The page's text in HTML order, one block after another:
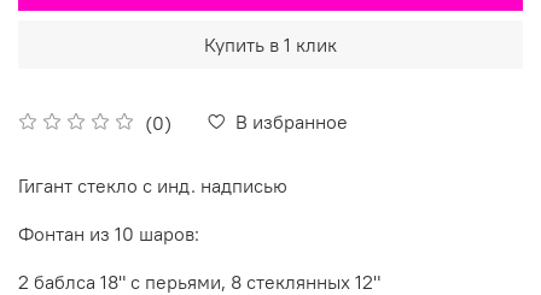
(0) В избранное
Купить в 1 клик
Гигант стекло с инд. надписью
Фонтан из 10 шаров:
2 баблса 18" с перьями, 8 стеклянных 12"